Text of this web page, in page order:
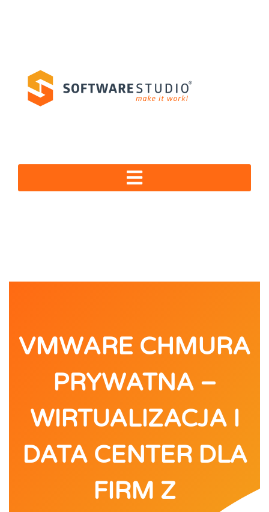
VMWARE CHMURA
PRYWATNA –
WIRTUALIZACJA I
DATA CENTER DLA
FIRM Z